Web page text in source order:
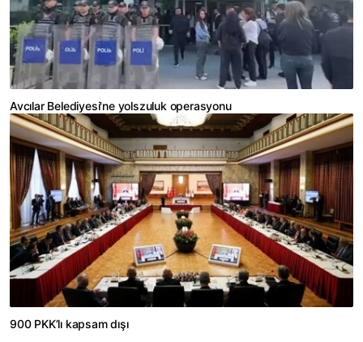
Avcılar Belediyesi'ne yolszuluk operasyonu
900 PKK’lı kapsam dışı